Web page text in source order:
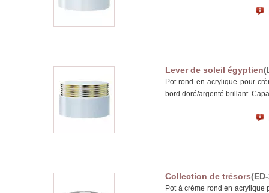
Lever de soleil égyptien
Pot rond en acrylique pour
bord doré/argenté brillant.
Collection de trésors
Pot à crème rond en